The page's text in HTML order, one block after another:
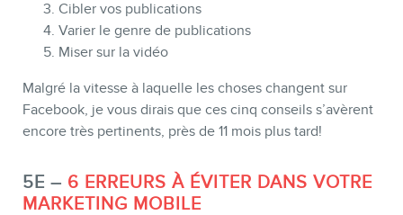
Cibler vos publications
Varier le genre de publications
Miser sur la vidéo
Malgré la vitesse à laquelle les choses changent sur
Facebook, je vous dirais que ces cinq conseils s’avèrent
encore très pertinents, près de 11 mois plus tard!
5E – 6 ERREURS À ÉVITER DANS VOTRE
MARKETING MOBILE